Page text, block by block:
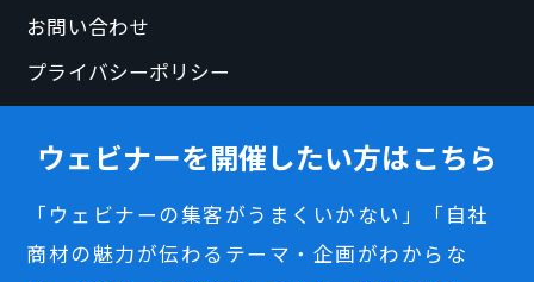
お問い合わせ
プライバシーポリシー
ウェビナーを開催したい方はこちら
「ウェビナーの集客がうまくいかない」「自社
商材の魅力が伝わるテーマ・企画がわからな